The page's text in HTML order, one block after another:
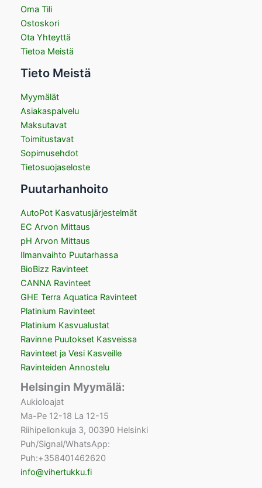
Oma Tili
Ostoskori
Ota Yhteyttä
Tietoa Meistä
Tieto Meistä
Myymälät
Asiakaspalvelu
Maksutavat
Toimitustavat
Sopimusehdot
Tietosuojaseloste
Puutarhanhoito
AutoPot Kasvatusjärjestelmät
EC Arvon Mittaus
pH Arvon Mittaus
Ilmanvaihto Puutarhassa
BioBizz Ravinteet
CANNA Ravinteet
GHE Terra Aquatica Ravinteet
Platinium Ravinteet
Platinium Kasvualustat
Ravinne Puutokset Kasveissa
Ravinteet ja Vesi Kasveille
Ravinteiden Annostelu
Helsingin Myymälä:
Aukioloajat
Ma-Pe 12-18 La 12-15
Riihipellonkuja 3, 00390 Helsinki
Puh/Signal/WhatsApp:
Puh:+358401462620
info@vihertukku.fi